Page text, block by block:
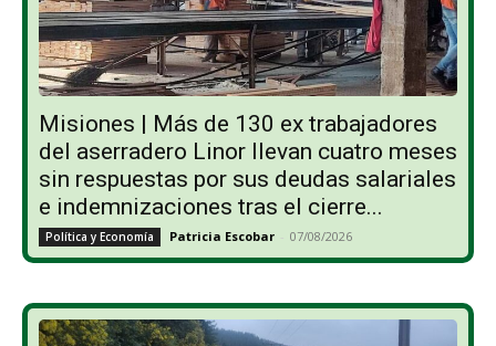
Misiones | Más de 130 ex trabajadores
del aserradero Linor llevan cuatro meses
sin respuestas por sus deudas salariales
e indemnizaciones tras el cierre...
Política y Economía Patricia Escobar - 07/08/2026